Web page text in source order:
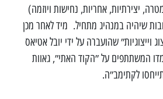
יצירתיות, אחריות, נחישות ויוזמה)
שיהיה במנהיג מתחיל. מיד לאחר מכן
וייצוגיות״ שהועברה על ידי יובל אטיאס
המשתתפים על ״הקוד האתי״, גאוות
לקתימב״ה.